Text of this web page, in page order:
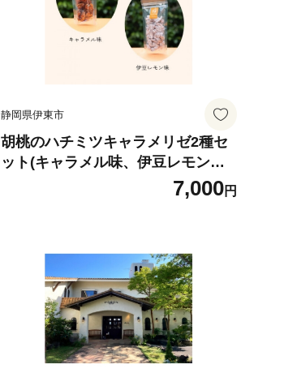
静岡県伊東市
胡桃のハチミツキャラメリゼ2種セ
ット(キャラメル味、伊豆レモン味)
7,000円